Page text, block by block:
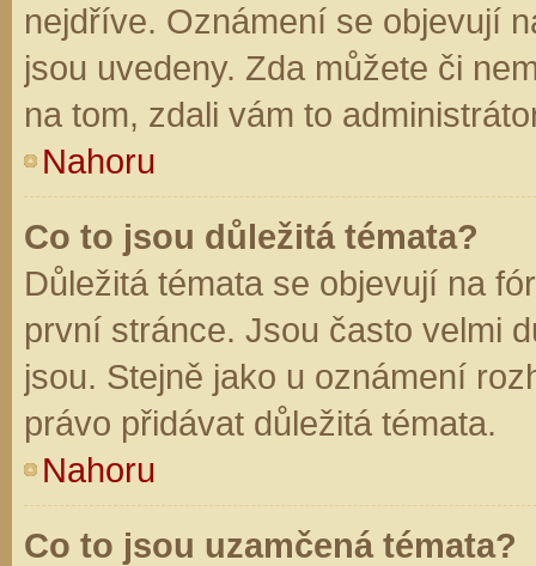
nejdříve. Oznámení se objevují
jsou uvedeny. Zda můžete či
na tom, zdali vám to
Nahoru
Co to jsou důležitá témata?
Důležitá témata se objevují na
první stránce. Jsou často velmi
jsou. Stejně jako u oznámení
právo přidávat důležitá témata.
Nahoru
Co to jsou uzamčená témata?